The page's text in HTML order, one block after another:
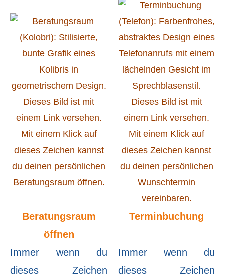
Beratungsraum
öffnen
Terminbuchung
Immer wenn du
dieses Zeichen
Immer wenn du
dieses Zeichen